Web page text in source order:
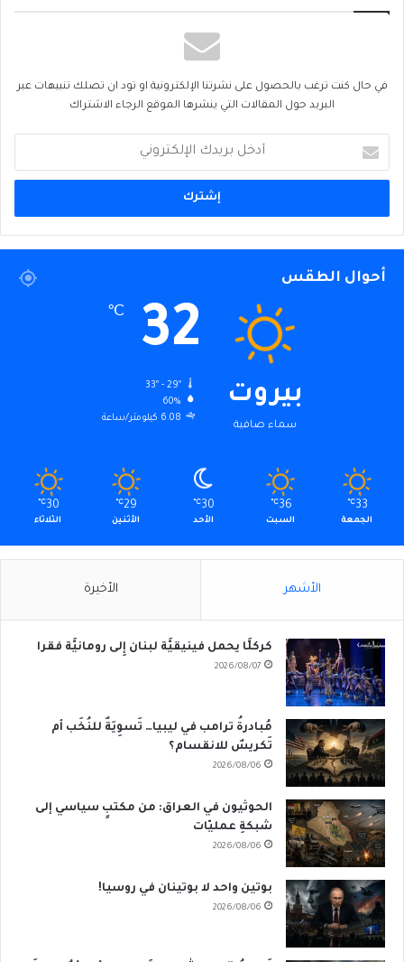
في حال كنت ترغب بالحصول على نشرتنا الإلكترونية او تود ان تصلك تنبيهات عبر
البريد حول المقالات التي ينشرها الموقع الرجاء الاشتراك
بريدك
الإلكتروني
أحوال الطقس
بيروت
سماء صافية
32
℃
33º - 29º
60%
6.08 كيلومتر/ساعة
33
℃
الجمعة
36
℃
السبت
30
℃
الأحد
29
℃
الأثنين
30
℃
الثلاثاء
الأشهر الأخيرة
كركلَّا يحمل فينيقيَّة لبنان إِلى رومانيَّة فقرا
2026/08/07
مُبادرةُ ترامب في ليبيا… تَسوِيَةٌ للنُخَب أم
تَكريسٌ للانقسام؟
2026/08/06
الحوثيون في العراق: من مكتبٍ سياسي إلى
شبكةِ عمليّات
2026/08/06
بوتين واحد لا بوتينان في روسيا!
2026/08/06